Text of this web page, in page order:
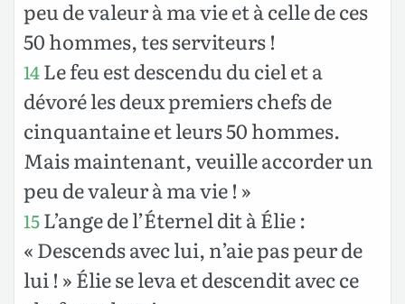
peu de valeur à ma vie et à celle de ces
50 hommes, tes serviteurs !
14Le feu est descendu du ciel et a
dévoré les deux premiers chefs de
cinquantaine et leurs 50 hommes.
Mais maintenant, veuille accorder un
peu de valeur à ma vie ! »
15L’ange de l’Éternel dit à Élie :
« Descends avec lui, n’aie pas peur de
lui ! » Élie se leva et descendit avec ce